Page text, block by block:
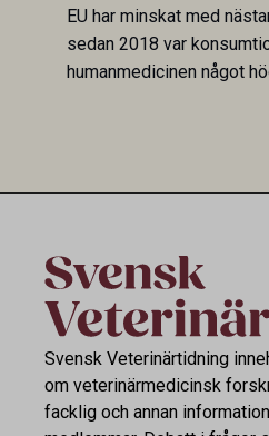
EU har minskat med
sedan 2018 var
humanmedicinen något
Svensk Veterinärtidning
om veterinärmedicinsk
facklig och annan